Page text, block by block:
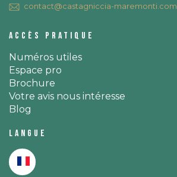
contact@castagniccia-maremonti.com
Accès pratique
Numéros utiles
Espace pro
Brochure
Votre avis nous intéresse
Blog
Langue